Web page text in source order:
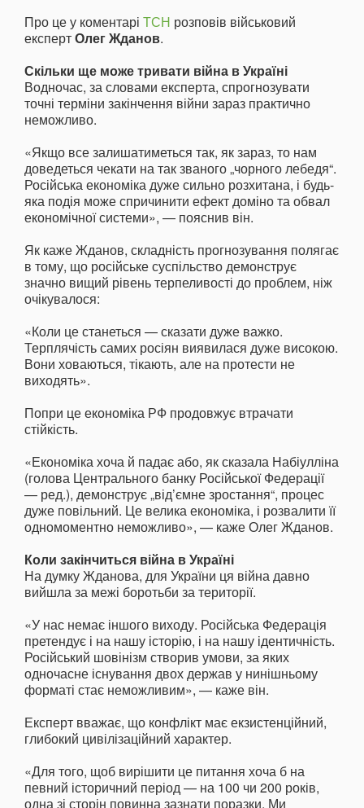
Про це у коментарі ТСН розповів військовий
експертОлег Жданов.
Скільки ще може тривати війна в Україні
Водночас, за словами експерта, спрогнозувати
точні терміни закінчення війни зараз практично
неможливо.
«Якщо все залишатиметься так, як зараз, то нам
доведеться чекати на так званого „чорного лебедя“.
Російська економіка дуже сильно розхитана, і будь-
яка подія може спричинити ефект доміно та обвал
економічної системи», — пояснив він.
Як каже Жданов, складність прогнозування полягає
в тому, що російське суспільство демонструє
значно вищий рівень терпеливості до проблем, ніж
очікувалося:
«Коли це станеться — сказати дуже важко.
Терплячість самих росіян виявилася дуже високою.
Вони ховаються, тікають, але на протести не
виходять».
Попри це економіка РФ продовжує втрачати
стійкість.
«Економіка хоча й падає або, як сказала Набіулліна
(голова Центрального банку Російської Федерації
— ред.), демонструє „від’ємне зростання“, процес
дуже повільний. Це велика економіка, і розвалити її
одномоментно неможливо», — каже Олег Жданов.
Коли закінчиться війна в Україні
На думку Жданова, для України ця війна давно
вийшла за межі боротьби за території.
«У нас немає іншого виходу. Російська Федерація
претендує і на нашу історію, і на нашу ідентичність.
Російський шовінізм створив умови, за яких
одночасне існування двох держав у нинішньому
форматі стає неможливим», — каже він.
Експерт вважає, що конфлікт має екзистенційний,
глибокий цивілізаційний характер.
«Для того, щоб вирішити це питання хоча б на
певний історичний період — на 100 чи 200 років,
одна зі сторін повинна зазнати поразки. Ми